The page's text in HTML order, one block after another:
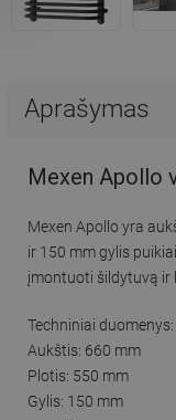
Aprašymas
Mexen Apollo
Mexen Apollo yra
ir 150 mm gylis
įmontuoti šildytuvą ir
Techniniai duomenys:
Aukštis: 660 mm
Plotis: 550 mm
Gylis: 150 mm